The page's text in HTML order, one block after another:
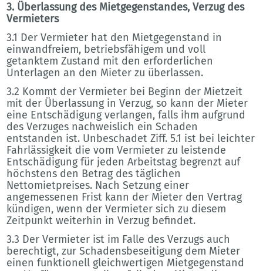
3. Überlassung des Mietgegenstandes, Verzug des
Vermieters
3.1 Der Vermieter hat den Mietgegenstand in
einwandfreiem, betriebsfähigem und voll
getanktem Zustand mit den erforderlichen
Unterlagen an den Mieter zu überlassen.
3.2 Kommt der Vermieter bei Beginn der Mietzeit
mit der Überlassung in Verzug, so kann der Mieter
eine Entschädigung verlangen, falls ihm aufgrund
des Verzuges nachweislich ein Schaden
entstanden ist. Unbeschadet Ziff. 5.1 ist bei leichter
Fahrlässigkeit die vom Vermieter zu leistende
Entschädigung für jeden Arbeitstag begrenzt auf
höchstens den Betrag des täglichen
Nettomietpreises. Nach Setzung einer
angemessenen Frist kann der Mieter den Vertrag
kündigen, wenn der Vermieter sich zu diesem
Zeitpunkt weiterhin in Verzug befindet.
3.3 Der Vermieter ist im Falle des Verzugs auch
berechtigt, zur Schadensbeseitigung dem Mieter
einen funktionell gleichwertigen Mietgegenstand